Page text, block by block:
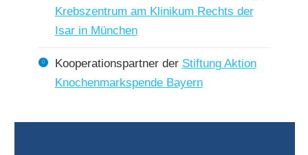
Krebszentrum am Klinikum Rechts der
Isar in München
Kooperationspartner der Stiftung Aktion
Knochenmarkspende Bayern